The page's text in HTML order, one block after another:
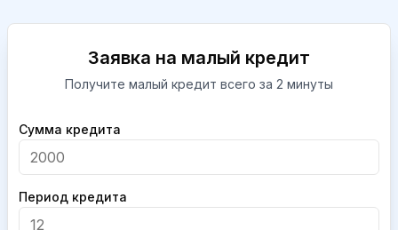
Заявка на малый кредит
Получите малый кредит всего за 2 минуты
Company
Сумма кредита
Период кредита